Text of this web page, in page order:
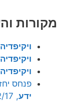
מקורות
פנחס יחזקאלי
ידע, 7/12/17.